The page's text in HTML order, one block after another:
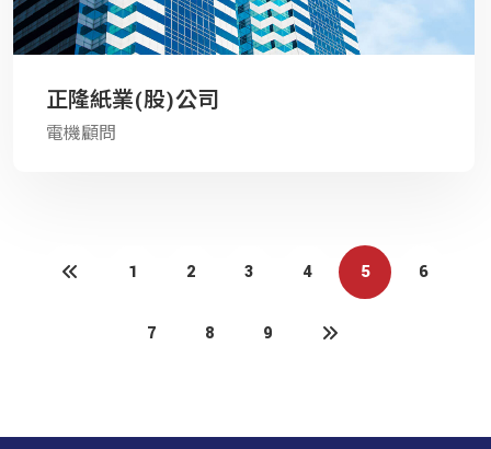
正隆紙業(股)公司
電機顧問
1 2 3 4 5 6
7 8 9